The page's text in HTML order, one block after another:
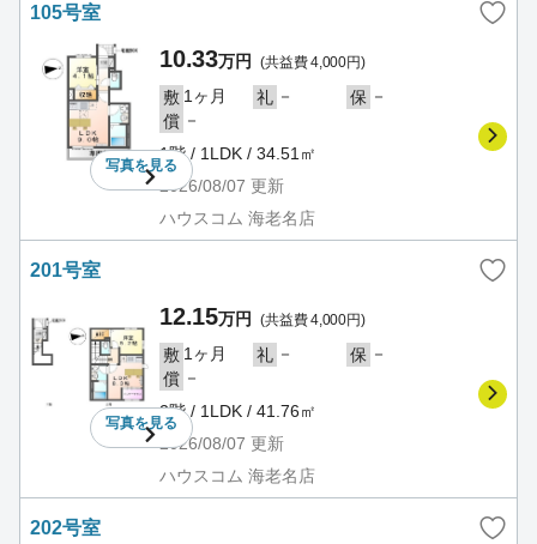
105号室
写真を見る
10.33万円 (共益費 4,000円)
敷 1ヶ月 礼 － 保 －
償 －
1階 / 1LDK / 34.51㎡
2026/08/07 更新
ハウスコム 海老名店
201号室
写真を見る
12.15万円 (共益費 4,000円)
敷 1ヶ月 礼 － 保 －
償 －
2階 / 1LDK / 41.76㎡
2026/08/07 更新
ハウスコム 海老名店
202号室